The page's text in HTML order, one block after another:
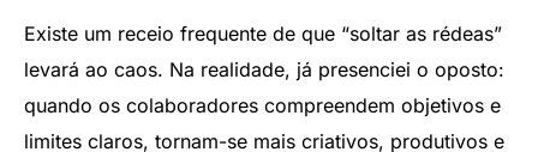
Existe um receio frequente de que “soltar as rédeas”
levará ao caos. Na realidade, já presenciei o oposto:
quando os colaboradores compreendem objetivos e
limites claros, tornam-se mais criativos, produtivos e